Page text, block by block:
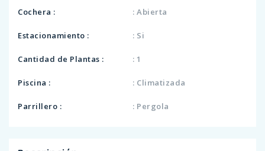
Cochera : : Abierta
Estacionamiento : : Si
Cantidad de Plantas : : 1
Piscina : : Climatizada
Parrillero : : Pergola